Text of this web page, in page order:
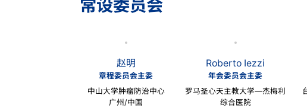
常设委员会
赵明
章程委员会主委
中山大学肿瘤防治中心
广州/中国
Roberto Iezzi
年会委员会主委
罗马圣心天主教大学—杰梅利
综合医院